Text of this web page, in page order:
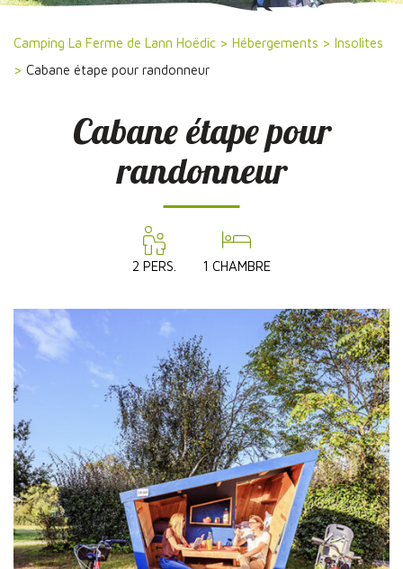
Camping La Ferme de Lann Hoëdic> Hébergements > Insolites
> Cabane étape pour randonneur
Cabane étape pour
randonneur
2 PERS. 1 CHAMBRE